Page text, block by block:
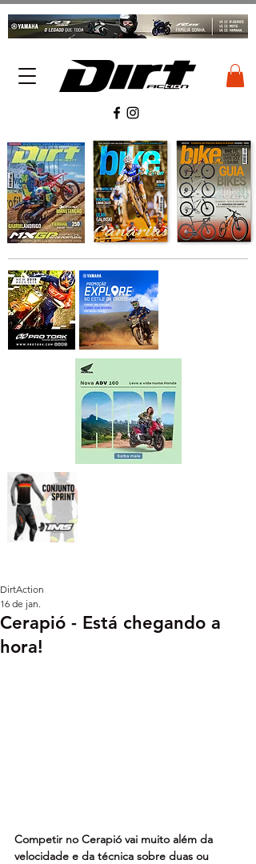
Cerapió - Está chegando a
hora!
DirtAction
16 de jan.
Competir no Cerapió vai muito além da
velocidade e da técnica sobre duas ou